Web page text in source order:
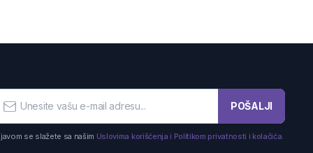
POŠALJI
se slažete sa našim Uslovima korišćenja i Politikom privatnosti i kolačića.